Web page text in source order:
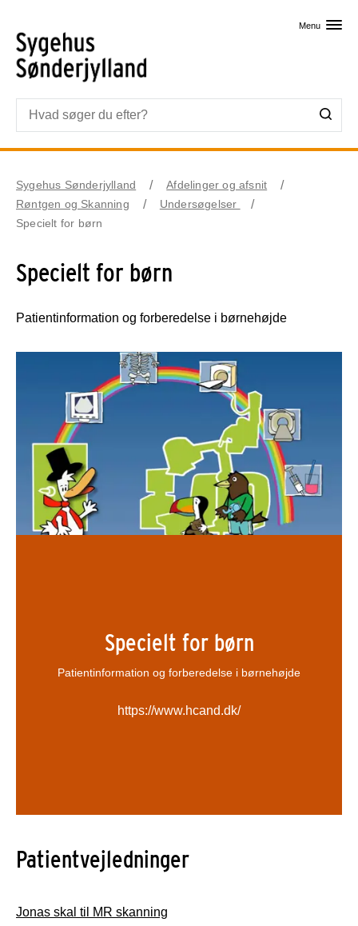
Menu
Sygehus Sønderjylland
Afdelinger og afsnit
Røntgen og Skanning
Undersøgelser
Specielt for børn
Specielt for børn
Patientinformation og forberedelse i børnehøjde
Specielt for børn
Patientinformation og forberedelse i børnehøjde
https://www.hcand.dk/
Patientvejledninger
Jonas skal til MR skanning